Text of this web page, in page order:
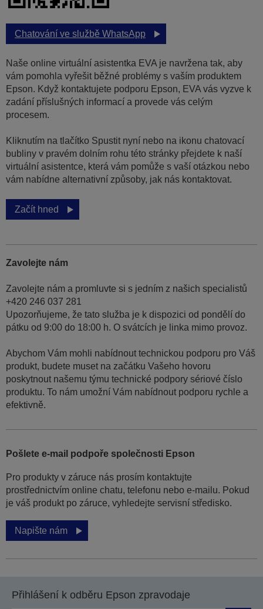
Chatování ve službě WhatsApp
Naše online virtuální asistentka EVA je navržena tak, aby
vám pomohla vyřešit běžné problémy s vaším produktem
Epson. Když kontaktujete podporu Epson, EVA vás vyzve k
zadání příslušných informací a provede vás celým
procesem.
Kliknutím na tlačítko Spustit nyní nebo na ikonu chatovací
bubliny v pravém dolním rohu této stránky přejdete k naší
virtuální asistentce, která vám pomůže s vaší otázkou nebo
vám nabídne alternativní způsoby, jak nás kontaktovat.
Začít hned
Zavolejte nám
Zavolejte nám a promluvte si s jedním z našich specialistů
+420 246 037 281
Upozorňujeme, že tato služba je k dispozici od pondělí do
pátku od 9:00 do 18:00 h. O svátcích je linka mimo provoz.
Abychom Vám mohli nabídnout technickou podporu pro Váš
produkt, budete muset na začátku Vašeho hovoru
poskytnout našemu týmu technické podpory sériové číslo
produktu. To nám umožní Vám nabídnout podporu rychle a
efektivně.
Pošlete e-mail podpoře společnosti Epson
Pro produkty v záruce nás prosím kontaktujte
prostřednictvím online chatu, telefonu nebo e-mailu. Pokud
je váš produkt po záruce, vyhledejte servisní středisko.
Napište nám
Přihlášení k odběru Epson zpravodaje